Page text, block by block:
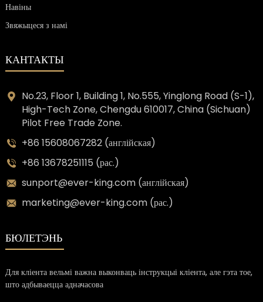
Навіны
Звяжыцеся з намі
КАНТАКТЫ
No.23, Floor 1, Building 1, No.555, Yinglong Road (S-1),
High-Tech Zone, Chengdu 610017, China (Sichuan)
Pilot Free Trade Zone.
+86 15608067282 (англійская)
+86 13678251115 (рас.)
sunport@ever-king.com (англійская)
marketing@ever-king.com (рас.)
БЮЛЕТЭНЬ
Для кліента вельмі важна выконваць інструкцыі кліента, але гэта тое,
што адбываецца адначасова